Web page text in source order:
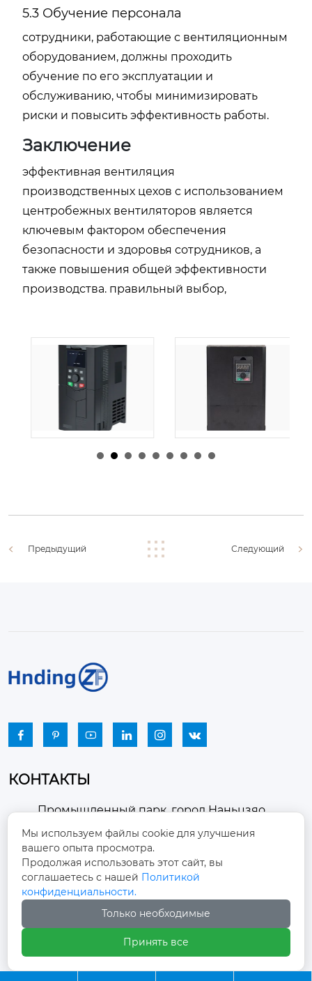
5.3 Обучение персонала
сотрудники, работающие с вентиляционным
оборудованием, должны проходить
обучение по его эксплуатации и
обслуживанию, чтобы минимизировать
риски и повысить эффективность работы.
Заключение
эффективная вентиляция
производственных цехов с использованием
центробежных вентиляторов является
ключевым фактором обеспечения
безопасности и здоровья сотрудников, а
также повышения общей эффективности
производства. правильный выбор,
由admin |30 1 月,
由admin |29 1 月,
Предыдущий Следующий
     
КОНТАКТЫ

Промышленный парк, город Наньцзяо,
район Чжоуцунь, город Цзыбо, провинция
Шаньдун
 winston-xu@hengdingfan.com
+86-13806434669
 +86 13806434669
Мы используем файлы cookie для улучшения
вашего опыта просмотра.
Продолжая использовать этот сайт, вы
соглашаетесь с нашей Политикой
конфиденциальности.
Только необходимые
Принять все